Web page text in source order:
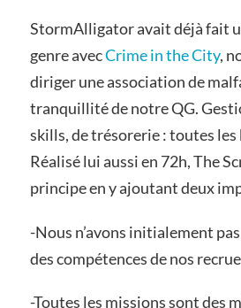
StormAlligator avait déjà fait
genre avecCrime in the City,
diriger une association de
tranquillité de notre QG.
skills, de trésorerie : toutes les
Réalisé lui aussi en 72h, The
principe en y ajoutant deux
-Nous n’avons initialement
des compétences de nos
-Toutes les missions sont des